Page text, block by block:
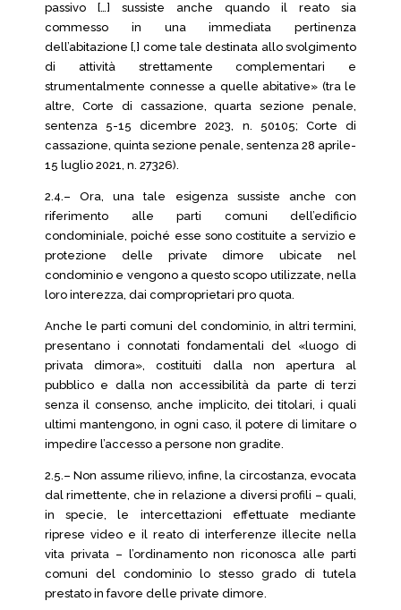
passivo […] sussiste anche quando il reato sia
commesso in una immediata pertinenza
dell’abitazione [,] come tale destinata allo svolgimento
di attività strettamente complementari e
strumentalmente connesse a quelle abitative» (tra le
altre, Corte di cassazione, quarta sezione penale,
sentenza 5-15 dicembre 2023, n. 50105; Corte di
cassazione, quinta sezione penale, sentenza 28 aprile-
15 luglio 2021, n. 27326).
2.4.– Ora, una tale esigenza sussiste anche con
riferimento alle parti comuni dell’edificio
condominiale, poiché esse sono costituite a servizio e
protezione delle private dimore ubicate nel
condominio e vengono a questo scopo utilizzate, nella
loro interezza, dai comproprietari pro quota.
Anche le parti comuni del condominio, in altri termini,
presentano i connotati fondamentali del «luogo di
privata dimora», costituiti dalla non apertura al
pubblico e dalla non accessibilità da parte di terzi
senza il consenso, anche implicito, dei titolari, i quali
ultimi mantengono, in ogni caso, il potere di limitare o
impedire l’accesso a persone non gradite.
2.5.– Non assume rilievo, infine, la circostanza, evocata
dal rimettente, che in relazione a diversi profili – quali,
in specie, le intercettazioni effettuate mediante
riprese video e il reato di interferenze illecite nella
vita privata – l’ordinamento non riconosca alle parti
comuni del condominio lo stesso grado di tutela
prestato in favore delle private dimore.